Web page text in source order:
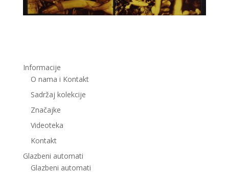
Informacije
O nama i Kontakt
Sadržaj kolekcije
Značajke
Videoteka
Kontakt
Glazbeni automati
Glazbeni automati